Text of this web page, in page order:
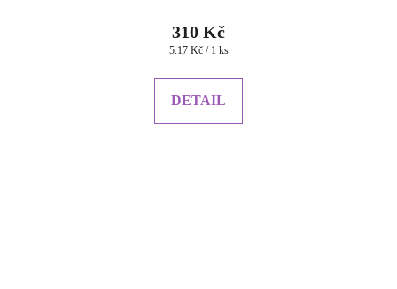
310 Kč
Měrná
5.17 Kč / 1 ks
DETAIL